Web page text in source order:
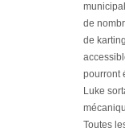
de
de
pourront
Luke
Toutes